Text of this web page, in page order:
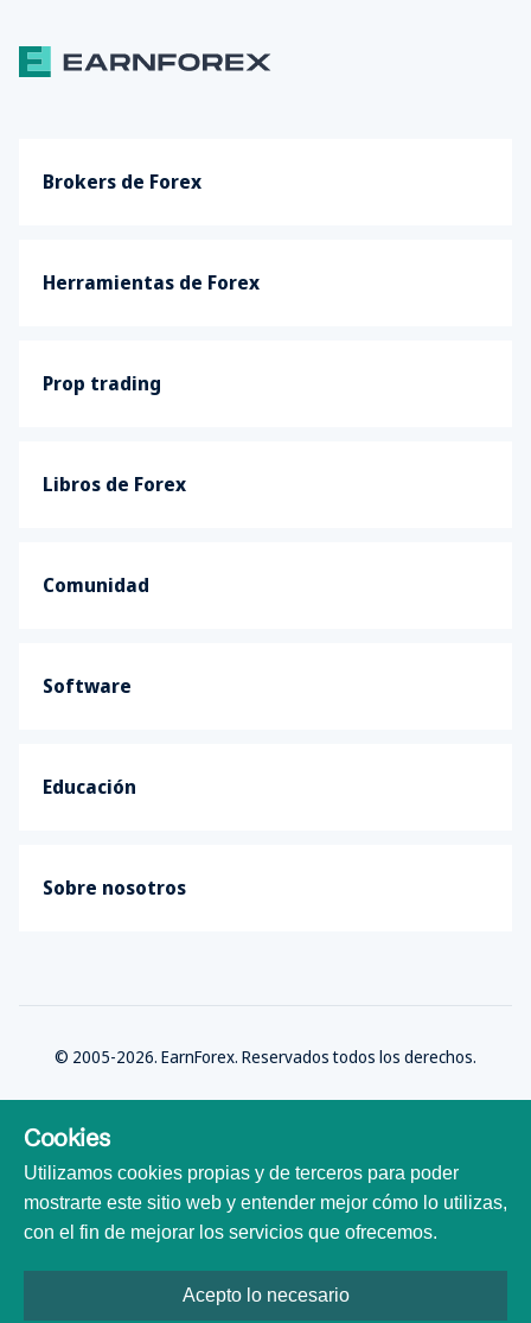
Brokers de Forex
Herramientas de Forex
Prop trading
Libros de Forex
Comunidad
Software
Educación
Sobre nosotros
© 2005-2026. EarnForex. Reservados todos los derechos.
Todas las marcas comerciales, logotipos y nombres de marca son
Desarrollado por
Cookies
Utilizamos cookies propias y de terceros para poder
mostrarte este sitio web y entender mejor cómo lo utilizas,
con el fin de mejorar los servicios que ofrecemos.
Acepto lo necesario